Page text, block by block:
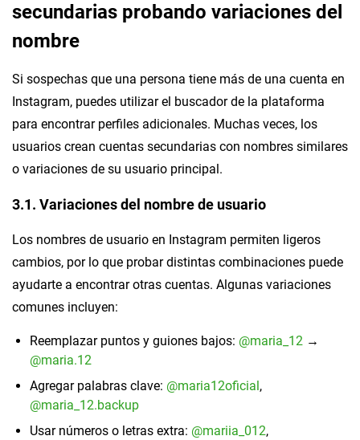
secundarias probando variaciones del
nombre
Si sospechas que una persona tiene más de una cuenta en
Instagram, puedes utilizar el buscador de la plataforma
para encontrar perfiles adicionales. Muchas veces, los
usuarios crean cuentas secundarias con nombres similares
o variaciones de su usuario principal.
3.1. Variaciones del nombre de usuario
Los nombres de usuario en Instagram permiten ligeros
cambios, por lo que probar distintas combinaciones puede
ayudarte a encontrar otras cuentas. Algunas variaciones
comunes incluyen:
Reemplazar puntos y guiones bajos: @maria_12 →
@maria.12
Agregar palabras clave: @maria12oficial,
@maria_12.backup
Usar números o letras extra: @mariia_012,